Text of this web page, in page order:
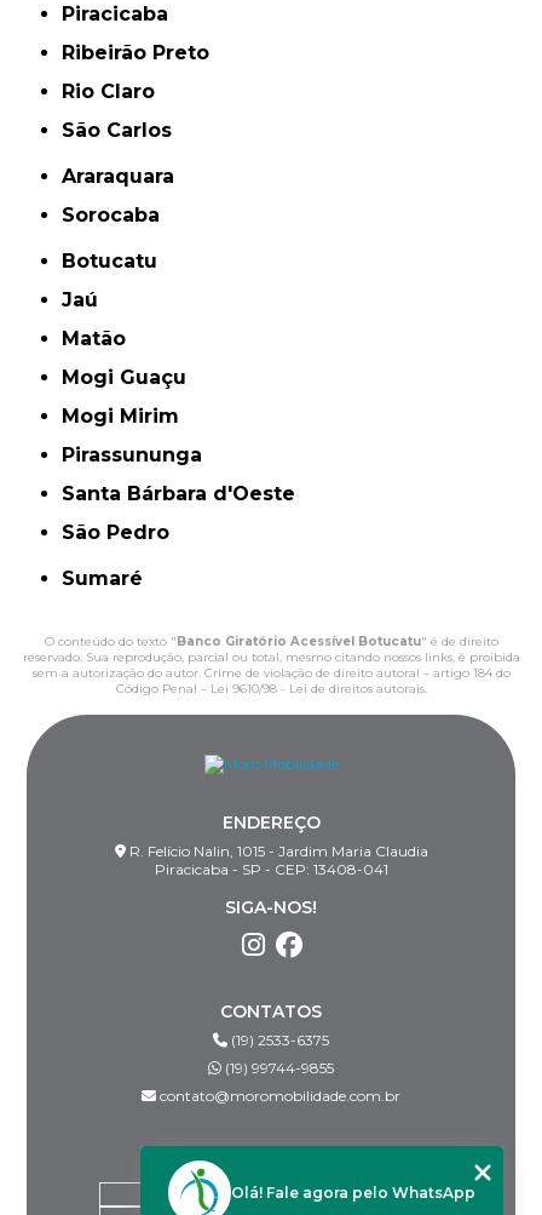
Piracicaba
Ribeirão Preto
Rio Claro
São Carlos
Araraquara
Sorocaba
Botucatu
Jaú
Matão
Mogi Guaçu
Mogi Mirim
Pirassununga
Santa Bárbara d'Oeste
São Pedro
Sumaré
O conteúdo do texto "Banco Giratório Acessível Botucatu" é de direito
reservado. Sua reprodução, parcial ou total, mesmo citando nossos links, é proibida
sem a autorização do autor. Crime de violação de direito autoral – artigo 184 do
Código Penal – Lei 9610/98 - Lei de direitos autorais.
ENDEREÇO
R. Felício Nalin, 1015 - Jardim Maria Claudia
Piracicaba - SP - CEP: 13408-041
SIGA-NOS!
CONTATOS
(19) 2533-6375
(19) 99744-9855
contato@moromobilidade.com.br
HOME
Olá! Fale agora pelo WhatsApp